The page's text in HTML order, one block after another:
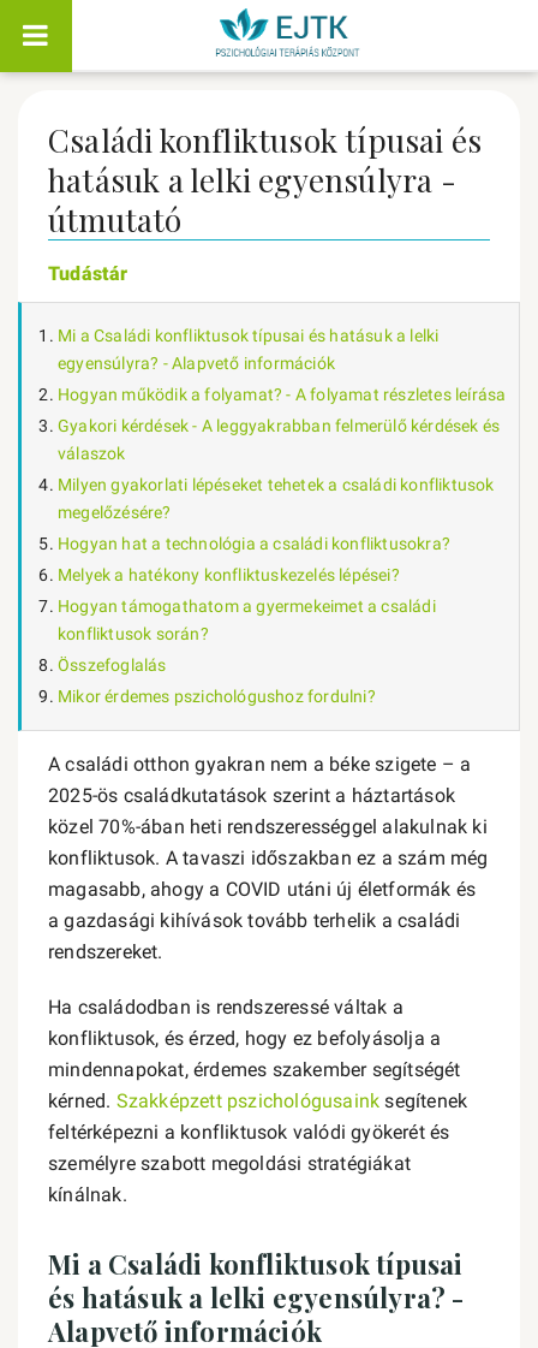
Családi konfliktusok típusai és
hatásuk a lelki egyensúlyra -
útmutató
Tudástár
Mi a Családi konfliktusok típusai és hatásuk a lelki
egyensúlyra? - Alapvető információk
Hogyan működik a folyamat? - A folyamat részletes leírása
Gyakori kérdések - A leggyakrabban felmerülő kérdések és
válaszok
Milyen gyakorlati lépéseket tehetek a családi konfliktusok
megelőzésére?
Hogyan hat a technológia a családi konfliktusokra?
Melyek a hatékony konfliktuskezelés lépései?
Hogyan támogathatom a gyermekeimet a családi
konfliktusok során?
Összefoglalás
Mikor érdemes pszichológushoz fordulni?
A családi otthon gyakran nem a béke szigete – a
2025-ös családkutatások szerint a háztartások
közel 70%-ában heti rendszerességgel alakulnak ki
konfliktusok. A tavaszi időszakban ez a szám még
magasabb, ahogy a COVID utáni új életformák és
a gazdasági kihívások tovább terhelik a családi
rendszereket.
Ha családodban is rendszeressé váltak a
konfliktusok, és érzed, hogy ez befolyásolja a
mindennapokat, érdemes szakember segítségét
kérned. Szakképzett pszichológusaink segítenek
feltérképezni a konfliktusok valódi gyökerét és
személyre szabott megoldási stratégiákat
kínálnak.
Mi a Családi konfliktusok típusai
és hatásuk a lelki egyensúlyra? -
Alapvető információk